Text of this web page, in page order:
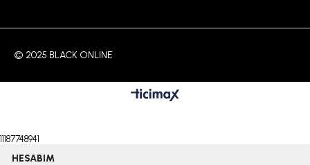
© 2025 BLACK ONLINE
11187748941
HESABIM